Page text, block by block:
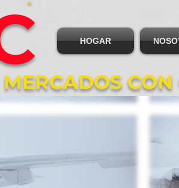
HOGAR